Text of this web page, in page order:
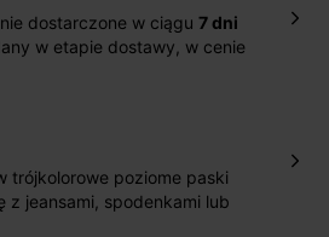
dostarczone w ciągu 7 dni
w etapie dostawy, w cenie
przez Ciebie paczkomatu , a
zł.
trójkolorowe poziome paski
z jeansami, spodenkami lub